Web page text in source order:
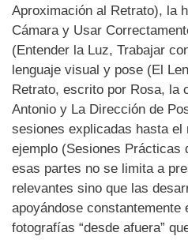
Aproximación al Retrato), la
Cámara y Usar
(Entender la Luz, Trabajar
lenguaje visual y pose (El
Retrato, escrito por Rosa, la
Antonio y La Dirección de
sesiones explicadas hasta el
ejemplo (Sesiones Prácticas
esas partes no se limita a
relevantes sino que las
apoyándose constantemente
fotografías “desde afuera”